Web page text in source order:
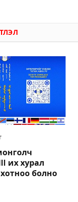
их хурал
болно